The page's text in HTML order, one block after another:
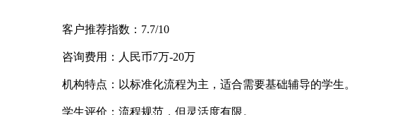
客户推荐指数：7.7/10
咨询费用：人民币7万-20万
机构特点：以标准化流程为主，适合需要基础辅导的学生。
学生评价：流程规范，但灵活度有限。